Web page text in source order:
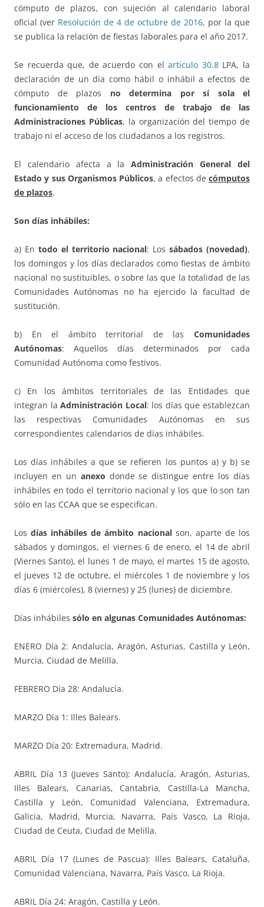
cómputo de plazos, con sujeción al calendario laboral
oficial (ver Resolución de 4 de octubre de 2016, por la que
se publica la relación de fiestas laborales para el año 2017.
Se recuerda que, de acuerdo con elartículo 30.8LPA, la
declaración de un día como hábil o inhábil a efectos de
cómputo de plazos no determina por sí sola el
funcionamiento de los centros de trabajo de las
Administraciones Públicas, la organización del tiempo de
trabajo ni el acceso de los ciudadanos a los registros.
El calendario afecta a laAdministración General del
Estado y sus Organismos Públicos, a efectos de cómputos
de plazos.
Son días inhábiles:
a) En todo el territorio nacional: Lossábados (novedad),
los domingos y los días declarados como fiestas de ámbito
nacional no sustituibles, o sobre las que la totalidad de las
Comunidades Autónomas no ha ejercido la facultad de
sustitución.
b) En el ámbito territorial de las Comunidades
Autónomas: Aquellos días determinados por cada
Comunidad Autónoma como festivos.
c) En los ámbitos territoriales de las Entidades que
integran laAdministración Local: los días que establezcan
las respectivas Comunidades Autónomas en sus
correspondientes calendarios de días inhábiles.
Los días inhábiles a que se refieren los puntos a) y b) se
incluyen en un anexo donde se distingue entre los días
inhábiles en todo el territorio nacional y los que lo son tan
sólo en las CCAA que se especifican.
Losdías inhábiles de ámbito nacionalson, aparte de los
sábados y domingos, el viernes 6 de enero, el 14 de abril
(Viernes Santo), el lunes 1 de mayo, el martes 15 de agosto,
el jueves 12 de octubre, el miércoles 1 de noviembre y los
días 6 (miércoles), 8 (viernes) y 25 (lunes) de diciembre.
Días inhábiles sólo en algunas Comunidades Autónomas:
ENERO Día 2: Andalucía, Aragón, Asturias, Castilla y León,
Murcia, Ciudad de Melilla.
FEBRERO Día 28: Andalucía.
MARZO Día 1: Illes Balears.
MARZO Día 20: Extremadura, Madrid.
ABRIL Día 13 (Jueves Santo): Andalucía, Aragón, Asturias,
Illes Balears, Canarias, Cantabria, Castilla-La Mancha,
Castilla y León, Comunidad Valenciana, Extremadura,
Galicia, Madrid, Murcia, Navarra, País Vasco, La Rioja,
Ciudad de Ceuta, Ciudad de Melilla.
ABRIL Día 17 (Lunes de Pascua): Illes Balears, Cataluña,
Comunidad Valenciana, Navarra, País Vasco, La Rioja.
ABRIL Día 24: Aragón, Castilla y León.